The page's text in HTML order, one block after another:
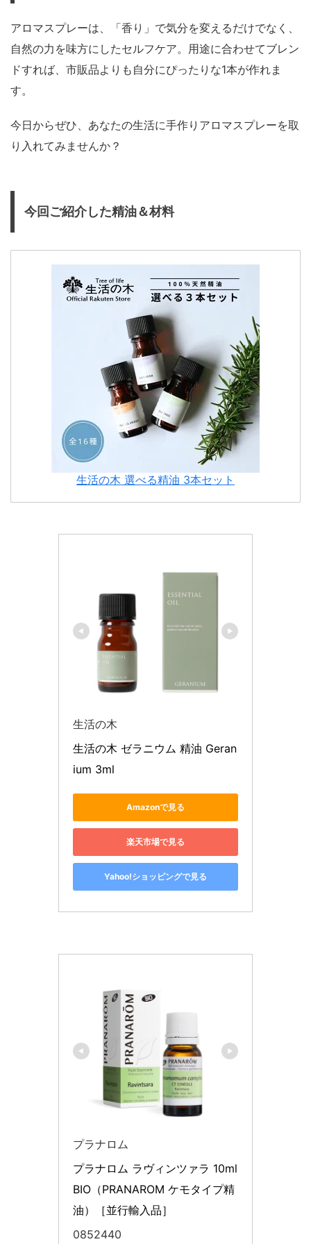
アロマスプレーは、「香り」で気分を変えるだけでなく、
自然の力を味方にしたセルフケア。用途に合わせてブレン
ドすれば、市販品よりも自分にぴったりな1本が作れま
す。
今日からぜひ、あなたの生活に手作りアロマスプレーを取
り入れてみませんか？
今回ご紹介した精油＆材料
生活の木 選べる精油 3本セット
生活の木
生活の木 ゼラニウム 精油 Geran
ium 3ml
Amazonで見る
楽天市場で見る
Yahoo!ショッピングで見る
プラナロム
プラナロム ラヴィンツァラ 10ml
BIO（PRANAROM ケモタイプ精
油）［並行輸入品］
0852440